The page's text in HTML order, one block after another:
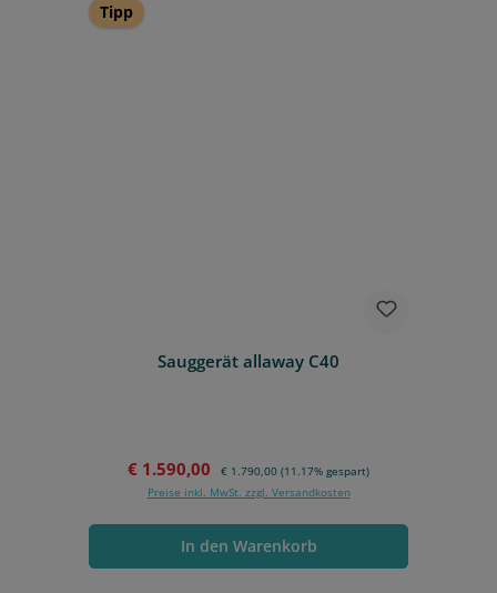
Tipp
Sauggerät allaway C40
Verkaufspreis:
€ 1.590,00 Regulärer Preis:
€ 1.790,00 (11.17% gespart)
Preise inkl. MwSt. zzgl. Versandkosten
In den Warenkorb